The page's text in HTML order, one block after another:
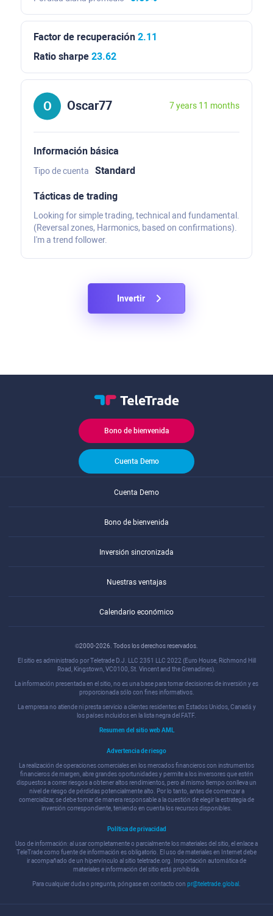
Factor de recuperación 2.11
Ratio sharpe 23.62
Oscar77 7 years 11 months
Información básica
Tipo de cuenta Standard
Tácticas de trading
Looking for simple trading, technical and fundamental.
(Reversal zones, Harmonics, based on confirmations).
I'm a trend follower.
Invertir
Bono de bienvenida
Cuenta Demo
Cuenta Demo
Bono de bienvenida
Inversión sincronizada
Nuestras ventajas
Calendario económico
©2000-2026. Todos los derechos reservados.
El sitio es administrado por Teletrade D.J. LLC 2351 LLC 2022 (Euro House, Richmond Hill
Road, Kingstown, VC0100, St. Vincent and the Grenadines).
La información presentada en el sitio, no es una base para tomar decisiones de inversión y es
proporcionada sólo con fines informativos.
La empresa no atiende ni presta servicio a clientes residentes en Estados Unidos, Canadá y
los países incluidos en la lista negra del FATF.
Resumen del sitio web AML
Advertencia de riesgo
La realización de operaciones comerciales en los mercados financieros con instrumentos
financieros de margen, abre grandes oportunidades y permite a los inversores que estén
dispuestos a correr riesgos a obtener altos rendimientos, pero al mismo tiempo conlleva un
nivel de riesgo de pérdidas potencialmente alto. Por lo tanto, antes de comenzar a
comercializar, se debe tomar de manera responsable a la cuestión de elegir la estrategia de
inversión correspondiente, teniendo en cuenta los recursos disponibles.
Política de privacidad
Uso de información: al usar completamente o parcialmente los materiales del sitio, el enlace a
TeleTrade como fuente de información es obligatorio. El uso de materiales en Internet debe
ir acompañado de un hipervínculo al sitio teletrade.org. Importación automática de
materiales e información del sitio está prohibida.
Para cualquier duda o pregunta, póngase en contacto con pr@teletrade.global